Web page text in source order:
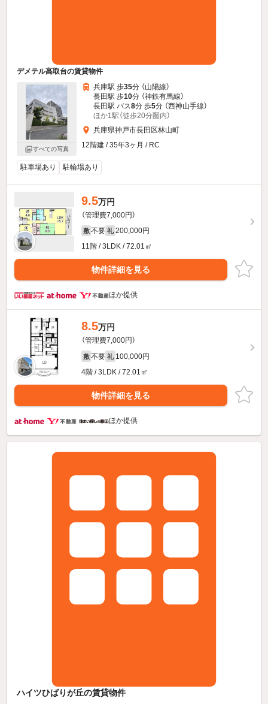
デメテル高取台の賃貸物件
すべての写真
兵庫駅 歩35分 （山陽線）
長田駅 歩10分 （神鉄有馬線）
長田駅 バス8分 歩5分 （西神山手線）
ほか1駅（徒歩20分圏内）
兵庫県神戸市長田区林山町
12階建 / 35年3ヶ月 / RC
駐車場あり 駐輪場あり
9.5万円
（管理費7,000円）
敷 不要 礼 200,000円
11階 / 3LDK / 72.01㎡
物件詳細を見る
ほか提供
8.5万円
（管理費7,000円）
敷 不要 礼 100,000円
4階 / 3LDK / 72.01㎡
物件詳細を見る
ほか提供
ハイツひばりが丘の賃貸物件